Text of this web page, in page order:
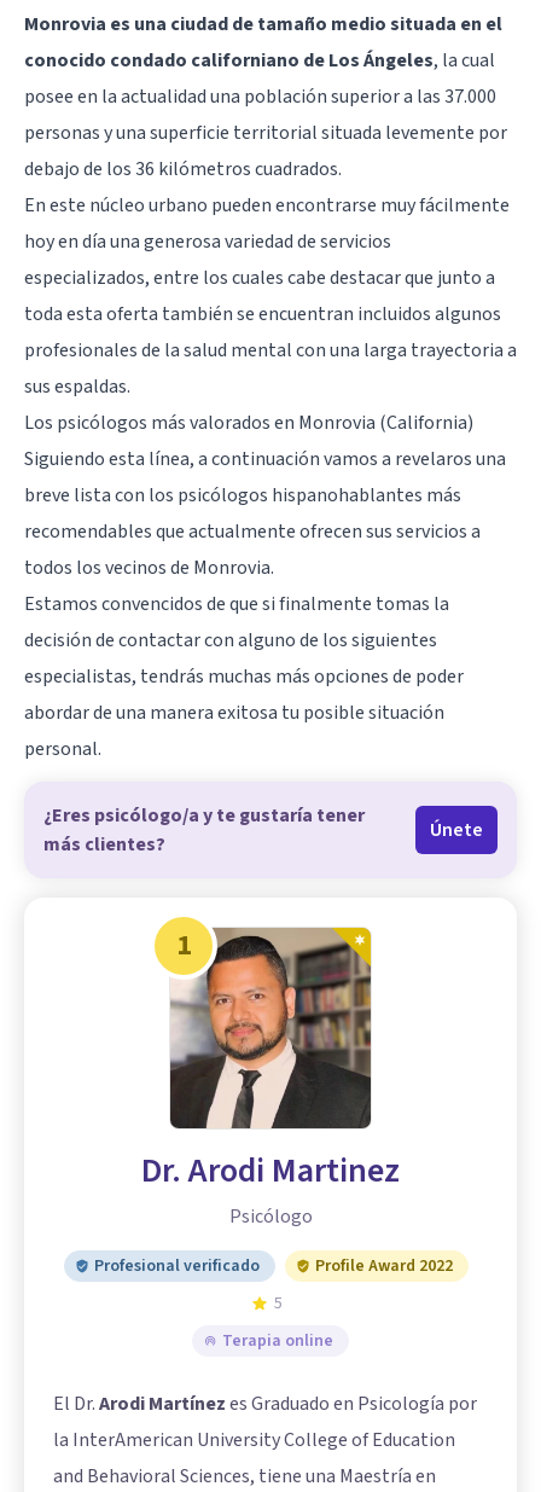
Monrovia es una ciudad de tamaño medio situada en el
conocido condado californiano de Los Ángeles, la cual
posee en la actualidad una población superior a las 37.000
personas y una superficie territorial situada levemente por
debajo de los 36 kilómetros cuadrados.
En este núcleo urbano pueden encontrarse muy fácilmente
hoy en día una generosa variedad de servicios
especializados, entre los cuales cabe destacar que junto a
toda esta oferta también se encuentran incluidos algunos
profesionales de la salud mental con una larga trayectoria a
sus espaldas.
Los psicólogos más valorados en Monrovia (California)
Siguiendo esta línea, a continuación vamos a revelaros una
breve lista con los psicólogos hispanohablantes más
recomendables que actualmente ofrecen sus servicios a
todos los vecinos de Monrovia.
Estamos convencidos de que si finalmente tomas la
decisión de contactar con alguno de los siguientes
especialistas, tendrás muchas más opciones de poder
abordar de una manera exitosa tu posible situación
personal.
¿Eres psicólogo/a y te gustaría tener
más clientes?
Únete
1
Dr. Arodi Martinez
Psicólogo
Profesional verificado
Profile Award 2022
5
Terapia online
El Dr.Arodi Martínezes Graduado en Psicología por
la InterAmerican University College of Education
and Behavioral Sciences, tiene una Maestría en